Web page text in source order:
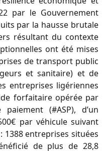
par le Gouvernement
par la hausse brutale
résultant du contexte
les ont été mises
de transport public
et sanitaire) et de
entreprises ligériennes
forfaitaire opérée par
paiement (#ASP), d’un
par véhicule suivant
1388 entreprises situées
de plus de 28,8